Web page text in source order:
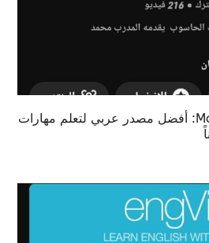
قناة Mohammad Jawish: أفضل مصدر عربي لتعلم مهارات